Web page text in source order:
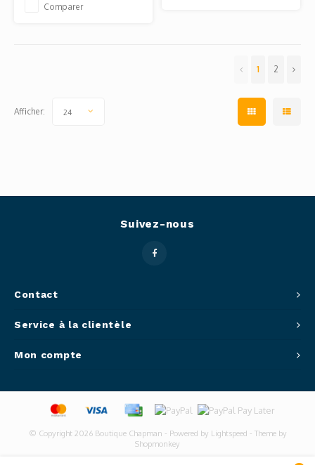
Comparer
1 2
Afficher: 24
Contact
Suivez-nous
Service à la clientèle
Mon compte
© Copyright 2026 Boutique Chapman - Powered by Lightspeed - Theme by
Shopmonkey